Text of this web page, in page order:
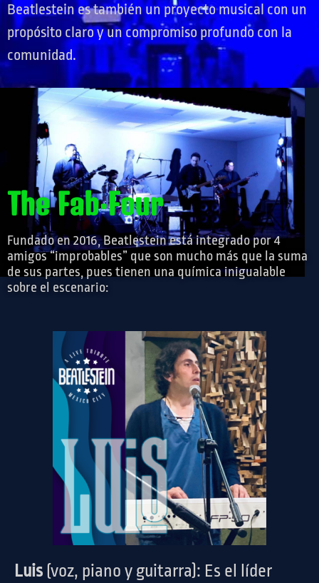
Beatlestein es también un proyecto musical con un
propósito claro y un compromiso profundo con la
comunidad.
The Fab·Four
Fundado en 2016, Beatlestein está integrado por 4
amigos “improbables” que son mucho más que la suma
de sus partes, pues tienen una química inigualable
sobre el escenario:
Luis (voz, piano y guitarra): Es el líder